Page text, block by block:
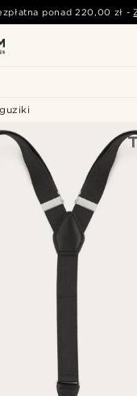
ponad220,00 zł -